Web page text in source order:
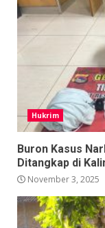
Hukrim
Buron Kasus
Ditangkap di
November 3, 2025